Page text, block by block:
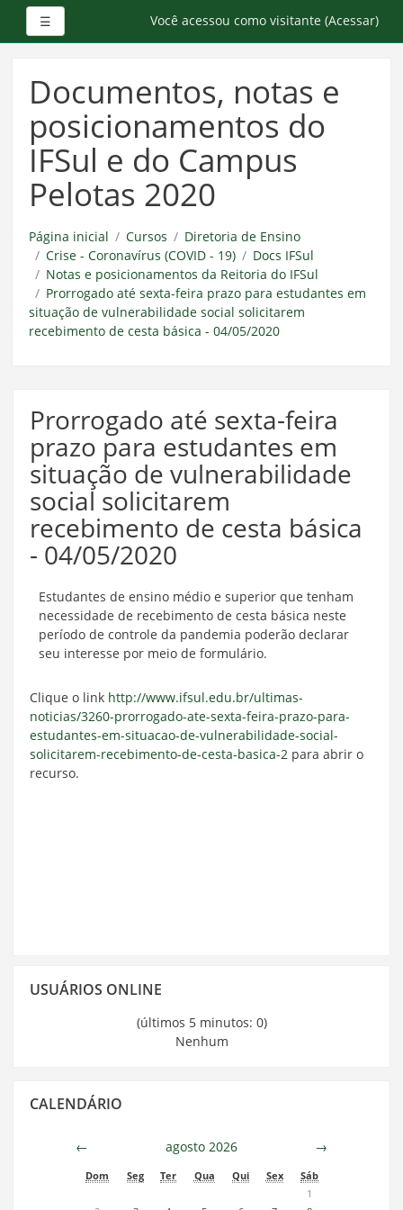
principal
☰ Você acessou como visitante (Acessar)
Documentos, notas e
posicionamentos do
IFSul e do Campus
Pelotas 2020
Página inicial Cursos
Diretoria de Ensino
Crise - Coronavírus (COVID - 19)
Docs IFSul
Notas e posicionamentos da Reitoria do IFSul
Prorrogado até sexta-feira prazo para estudantes em
situação de vulnerabilidade social solicitarem
recebimento de cesta básica - 04/05/2020
Prorrogado até sexta-feira
prazo para estudantes em
situação de vulnerabilidade
social solicitarem
recebimento de cesta básica
- 04/05/2020
Estudantes de ensino médio e superior que tenham
necessidade de recebimento de cesta básica neste
período de controle da pandemia poderão declarar
seu interesse por meio de formulário.
Clique o link http://www.ifsul.edu.br/ultimas-
noticias/3260-prorrogado-ate-sexta-feira-prazo-para-
estudantes-em-situacao-de-vulnerabilidade-social-
solicitarem-recebimento-de-cesta-basica-2para abrir o
recurso.
Usuários
USUÁRIOS ONLINE
(últimos 5 minutos: 0)
Nenhum
Calendário
CALENDÁRIO
← agosto 2026 →
Dom Seg Ter Qua Qui Sex
Sáb
1